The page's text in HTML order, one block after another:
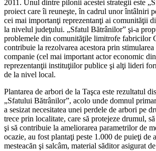
2011. Unul dintre pilonii acestei strategii este
proiect care îi reuneşte, în cadrul unor întâlniri
cei mai importanţi reprezentanţi ai comunităţii
la nivelul judeţului. „Sfatul Bătrânilor” şi-a
problemele din comunităţile limitrofe fabricilor
contribuie la rezolvarea acestora prin
companie (cel mai important actor economic
reprezentanţii instituţiilor publice şi alţi lideri
de la nivel local.
Plantarea de arbori de la Taşca este rezultatul
„Sfatului Bătrânilor”, acolo unde domnul
a sesizat necesitatea unei perdele de arbori pe
trece prin localitate, care să protejeze drumul,
şi să contribuie la ameliorarea parametrilor de
ocazie, au fost plantaţi peste 1.000 de puieţi de
mesteacăn şi salcâm, material săditor asigurat